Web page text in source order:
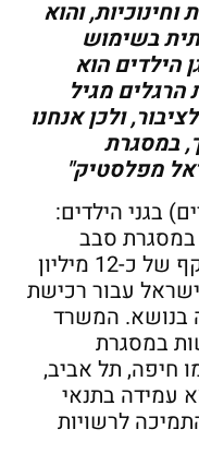
וחינוכיות, והוא
בשימוש
הילדים הוא
הרגלים מגיל
ולכן אנחנו
במסגרת
מפלסטיק"
בגני הילדים:
סבב
ראשון, התחייבות לתמיכה בהיקף של כ-12 מיליון
בישראל עבור רכישת
בנושא. המשרד
במסגרת
חיפה, תל אביב,
עמידה בתנאי
לרשויות